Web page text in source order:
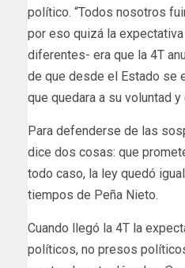
político. “Todos nosotros
por eso quizá la
diferentes- era que la 4T
de que desde el Estado se
que quedara a su voluntad
Para defenderse de las
dice dos cosas: que
todo caso, la ley quedó
tiempos de Peña Nieto.
Cuando llegó la 4T la
políticos, no presos